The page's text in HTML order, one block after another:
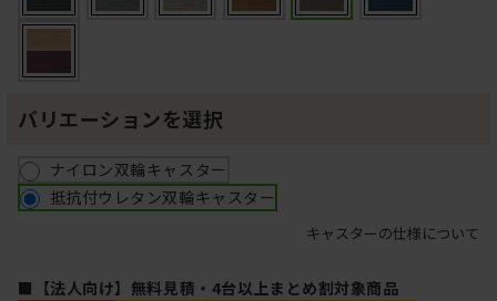
バリエーションを選択
ナイロン双輪キャスター
抵抗付ウレタン双輪キャスター
キャスターの仕様について
■【法人向け】無料見積・4台以上まとめ割対象商品